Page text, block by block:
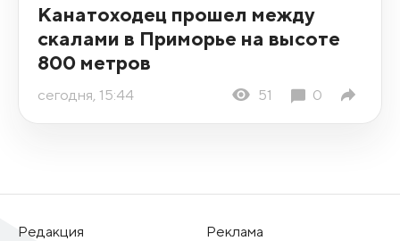
Канатоходец прошел между
скалами в Приморье на высоте
800 метров
сегодня, 15:44 51 0
Редакция
Реклама